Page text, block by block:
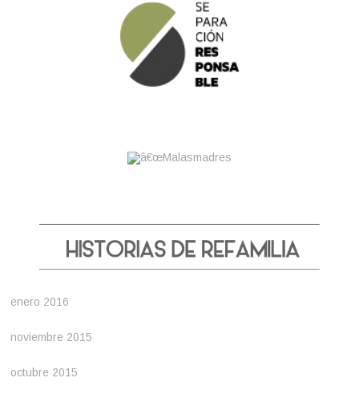
enero 2016
noviembre 2015
octubre 2015